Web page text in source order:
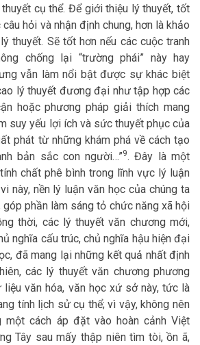
cụ thể. Để giới thiệu lý thuyết, tốt
hỏi và nhận định chung, hơn là khảo
thuyết. Sẽ tốt hơn nếu các cuộc tranh
chống lại “trường phái” này hay
vẫn làm nổi bật được sự khác biệt
lý thuyết đương đại như tập hợp các
hoặc phương pháp giải thích mang
suy yếu lợi ích và sức thuyết phục của
phát từ những khám phá về cách tạo
bản sắc con người…”9. Đây là một
chất phê bình trong lĩnh vực lý luận
này, nền lý luận văn học của chúng ta
phần làm sáng tỏ chức năng xã hội
thời, các lý thuyết văn chương mới,
nghĩa cấu trúc, chủ nghĩa hậu hiện đại
đã mang lại những kết quả nhất định
các lý thuyết văn chương phương
văn hóa, văn học xứ sở này, tức là
tính lịch sử cụ thể; vì vậy, không nên
một cách áp đặt vào hoàn cảnh Việt
Tây sau mấy thập niên tìm tòi, ồn ã,